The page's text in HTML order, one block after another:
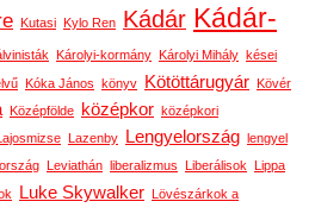
Kutasi Kylo Ren Kádár Kádár-
Károlyi-kormány Károlyi Mihály kései
Kóka János könyv Kötöttárugyár
Kövér
Középfölde középkor középkori
Lajosmizse Lazenby Lengyelország
lengyel
Leviathán liberalizmus Liberálisok
Lippa
Luke Skywalker
Lövészárkok a